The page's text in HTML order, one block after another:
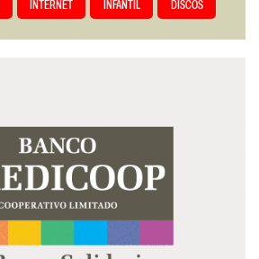
INTERNET INFANTIL DISCOS